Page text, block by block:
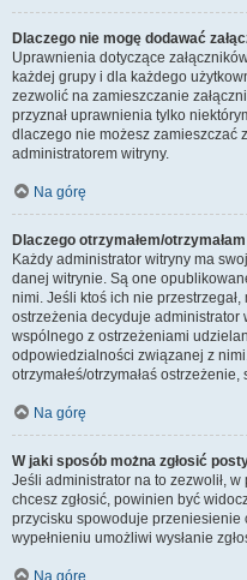
Dlaczego nie mogę dodawać
Uprawnienia dotyczące
każdej grupy i dla każdego
zezwolić na zamieszczanie
przyznał uprawnienia tylko
dlaczego nie możesz zamieszczać
administratorem witryny.
Na górę
Dlaczego otrzymałem/
Każdy administrator witryny ma
danej witrynie. Są one
nimi. Jeśli ktoś ich nie
ostrzeżenia decyduje administrator
wspólnego z ostrzeżeniami
odpowiedzialności związanej z
otrzymałeś/otrzymałaś
Na górę
W jaki sposób można zgłosić
Jeśli administrator na to zezwolił,
chcesz zgłosić, powinien być
przycisku spowoduje przeniesienie
wypełnieniu umożliwi wysłanie
Na górę